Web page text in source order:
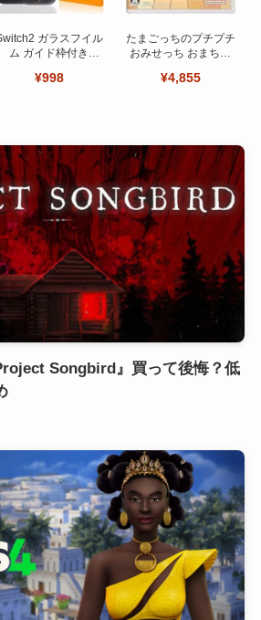
ガラスフイル
ム ガイド枠付き
ット 日本旭硝子製-高
¥998
たまごっちのプチプチ
おみせっち おまちど
¥4,855
Songbird』買って後悔？低